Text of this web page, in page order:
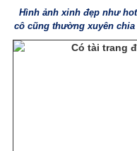
Hình ảnh xinh đẹp như
cô cũng thường xuyên